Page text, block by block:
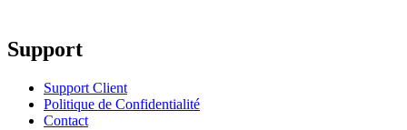
Support
Support Client
Politique de Confidentialité
Contact